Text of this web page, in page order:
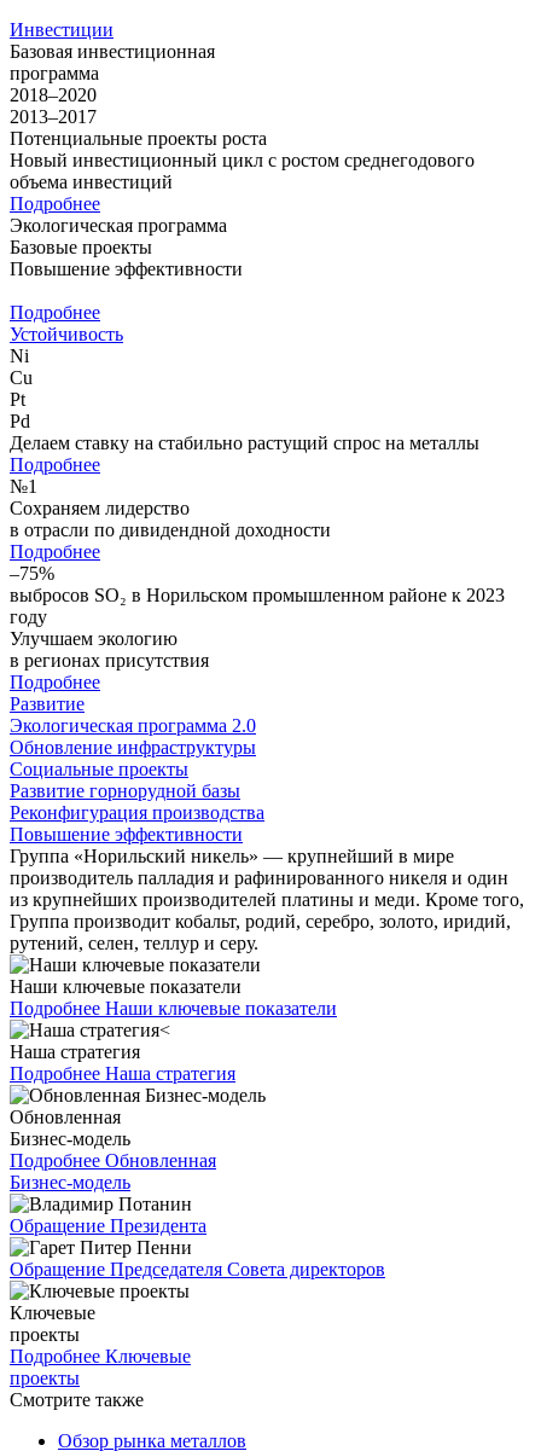
Инвестиции
Базовая инвестиционная
программа
2018–2020
2013–2017
Потенциальные проекты роста
Новый инвестиционный цикл с ростом среднегодового
объема инвестиций
Подробнее
Экологическая программа
Базовые проекты
Повышение эффективности
Подробнее
Устойчивость
Ni
Cu
Pt
Pd
Делаем ставку на стабильно растущий спрос на металлы
Подробнее
№1
Сохраняем лидерство
в отрасли по дивидендной доходности
Подробнее
–75%
выбросов SO₂ в Норильском промышленном районе к 2023
году
Улучшаем экологию
в регионах присутствия
Подробнее
Развитие
Экологическая программа 2.0
Обновление инфраструктуры
Социальные проекты
Развитие горнорудной базы
Реконфигурация производства
Повышение эффективности
Группа «Норильский никель» — крупнейший в мире
производитель палладия и рафинированного никеля и один
из крупнейших производителей платины и меди. Кроме того,
Группа производит кобальт, родий, серебро, золото, иридий,
рутений, селен, теллур и серу.
Наши ключевые показатели
Подробнее Наши ключевые показатели
Наша стратегия
Подробнее Наша стратегия
Обновленная
Бизнес-модель
Подробнее Обновленная
Бизнес-модель
Обращение Президента
Обращение Председателя Совета директоров
Ключевые
проекты
Подробнее Ключевые
проекты
Смотрите также
Обзор рынка металлов